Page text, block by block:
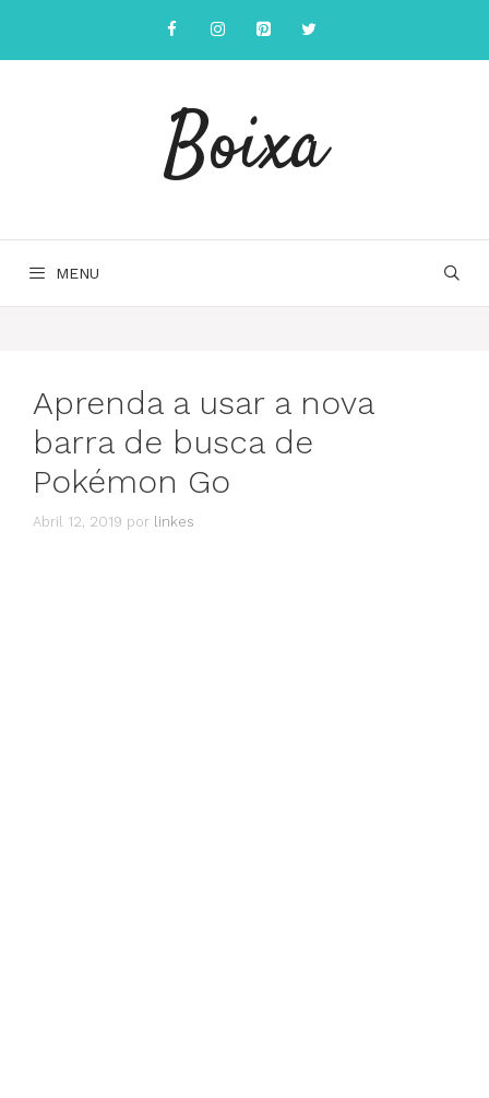
o
Boixa
MENU
Aprenda a usar a nova
barra de busca de
Pokémon Go
Abril 12, 2019 por linkes